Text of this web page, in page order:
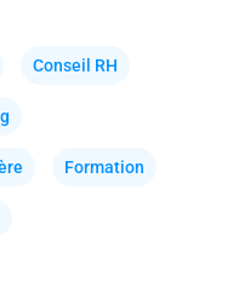
Conseil RH
Formation